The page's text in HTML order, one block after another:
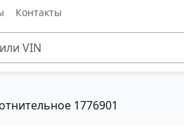
Контакты
1776901